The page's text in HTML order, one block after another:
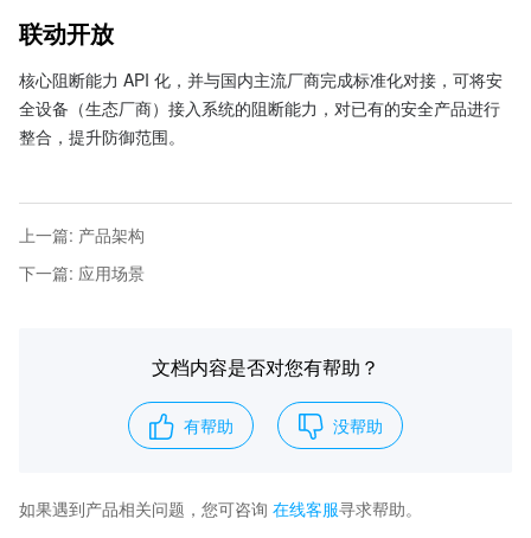
联动开放
核心阻断能力 API 化，并与国内主流厂商完成标准化对接，可将安
全设备（生态厂商）接入系统的阻断能力，对已有的安全产品进行
整合，提升防御范围。
上一篇: 产品架构
下一篇: 应用场景
文档内容是否对您有帮助？
有帮助 没帮助
如果遇到产品相关问题，您可咨询 在线客服寻求帮助。